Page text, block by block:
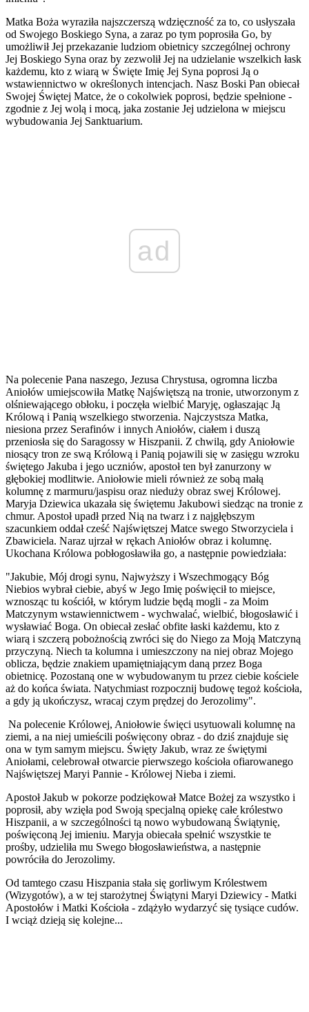
Matka Boża wyraziła najszczerszą wdzięczność za to, co usłyszała
od Swojego Boskiego Syna, a zaraz po tym poprosiła Go, by
umożliwił Jej przekazanie ludziom obietnicy szczególnej ochrony
Jej Boskiego Syna oraz by zezwolił Jej na udzielanie wszelkich łask
każdemu, kto z wiarą w Święte Imię Jej Syna poprosi Ją o
wstawiennictwo w określonych intencjach. Nasz Boski Pan obiecał
Swojej Świętej Matce, że o cokolwiek poprosi, będzie spełnione -
zgodnie z Jej wolą i mocą, jaka zostanie Jej udzielona w miejscu
wybudowania Jej Sanktuarium.
ad
Na polecenie Pana naszego, Jezusa Chrystusa, ogromna liczba
Aniołów umiejscowiła Matkę Najświętszą na tronie, utworzonym z
olśniewającego obłoku, i poczęła wielbić Maryję, ogłaszając Ją
Królową i Panią wszelkiego stworzenia. Najczystsza Matka,
niesiona przez Serafinów i innych Aniołów, ciałem i duszą
przeniosła się do Saragossy w Hiszpanii. Z chwilą, gdy Aniołowie
niosący tron ze swą Królową i Panią pojawili się w zasięgu wzroku
świętego Jakuba i jego uczniów, apostoł ten był zanurzony w
głębokiej modlitwie. Aniołowie mieli również ze sobą małą
kolumnę z marmuru/jaspisu oraz nieduży obraz swej Królowej.
Maryja Dziewica ukazała się świętemu Jakubowi siedząc na tronie z
chmur. Apostoł upadł przed Nią na twarz i z najgłębszym
szacunkiem oddał cześć Najświętszej Matce swego Stworzyciela i
Zbawiciela. Naraz ujrzał w rękach Aniołów obraz i kolumnę.
Ukochana Królowa pobłogosławiła go, a następnie powiedziała:
"Jakubie, Mój drogi synu, Najwyższy i Wszechmogący Bóg
Niebios wybrał ciebie, abyś w Jego Imię poświęcił to miejsce,
wznosząc tu kościół, w którym ludzie będą mogli - za Moim
Matczynym wstawiennictwem - wychwalać, wielbić, błogosławić i
wysławiać Boga. On obiecał zesłać obfite łaski każdemu, kto z
wiarą i szczerą pobożnością zwróci się do Niego za Moją Matczyną
przyczyną. Niech ta kolumna i umieszczony na niej obraz Mojego
oblicza, będzie znakiem upamiętniającym daną przez Boga
obietnicę. Pozostaną one w wybudowanym tu przez ciebie kościele
aż do końca świata. Natychmiast rozpocznij budowę tegoż kościoła,
a gdy ją ukończysz, wracaj czym prędzej do Jerozolimy".
Na polecenie Królowej, Aniołowie święci usytuowali kolumnę na
ziemi, a na niej umieścili poświęcony obraz - do dziś znajduje się
ona w tym samym miejscu. Święty Jakub, wraz ze świętymi
Aniołami, celebrował otwarcie pierwszego kościoła ofiarowanego
Najświętszej Maryi Pannie - Królowej Nieba i ziemi.
Apostoł Jakub w pokorze podziękował Matce Bożej za wszystko i
poprosił, aby wzięła pod Swoją specjalną opiekę całe królestwo
Hiszpanii, a w szczególności tą nowo wybudowaną Świątynię,
poświęconą Jej imieniu. Maryja obiecała spełnić wszystkie te
prośby, udzieliła mu Swego błogosławieństwa, a następnie
powróciła do Jerozolimy.
Od tamtego czasu Hiszpania stała się gorliwym Królestwem
(Wizygotów), a w tej starożytnej Świątyni Maryi Dziewicy - Matki
Apostołów i Matki Kościoła - zdążyło wydarzyć się tysiące cudów.
I wciąż dzieją się kolejne...